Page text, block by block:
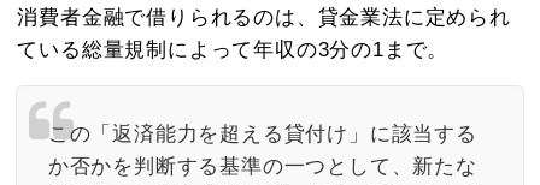
消費者金融で借りられるのは、貸金業法に定められ
ている総量規制によって年収の3分の1まで。
この「返済能力を超える貸付け」に該当する
か否かを判断する基準の一つとして、新たな